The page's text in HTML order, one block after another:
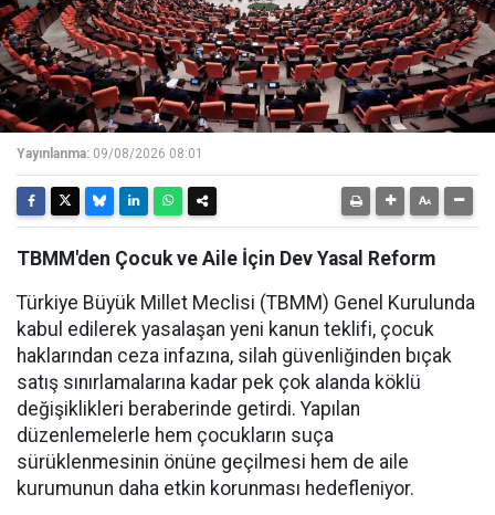
Yayınlanma: 09/08/2026 08:01
TBMM'den Çocuk ve Aile İçin Dev Yasal Reform
Türkiye Büyük Millet Meclisi (TBMM) Genel Kurulunda
kabul edilerek yasalaşan yeni kanun teklifi, çocuk
haklarından ceza infazına, silah güvenliğinden bıçak
satış sınırlamalarına kadar pek çok alanda köklü
değişiklikleri beraberinde getirdi. Yapılan
düzenlemelerle hem çocukların suça
sürüklenmesinin önüne geçilmesi hem de aile
kurumunun daha etkin korunması hedefleniyor.